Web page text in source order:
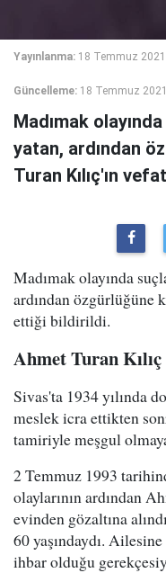
Yayınlanma: 18 Temmuz
Güncelleme: 18 Temmuz
Madımak
yatan, ardından
Turan Kılıç'ın
Madımak olayında
ardından özgürlüğüne
ettiği bildirildi.
Ahmet Turan
Sivas'ta 1934 yılında
meslek icra ettikten
tamiriyle meşgul
2 Temmuz 1993
olaylarının ardından
evinden gözaltına
60 yaşındaydı.
ihbar olduğu